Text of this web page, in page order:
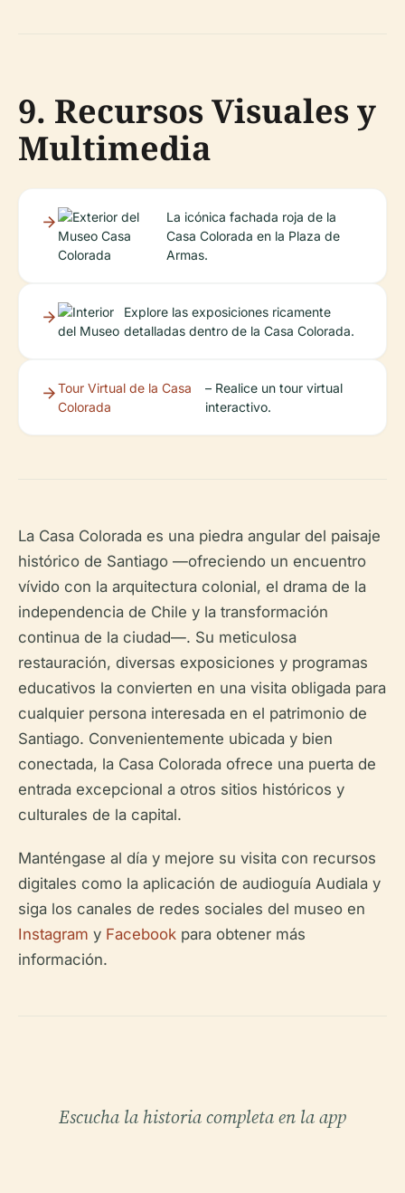
9. Recursos Visuales y
Multimedia
La icónica fachada roja de la
Casa Colorada en la Plaza de
Armas.
Explore las exposiciones ricamente
detalladas dentro de la Casa Colorada.
Tour Virtual de la Casa
Colorada
– Realice un tour virtual
interactivo.
La Casa Colorada es una piedra angular del paisaje
histórico de Santiago —ofreciendo un encuentro
vívido con la arquitectura colonial, el drama de la
independencia de Chile y la transformación
continua de la ciudad—. Su meticulosa
restauración, diversas exposiciones y programas
educativos la convierten en una visita obligada para
cualquier persona interesada en el patrimonio de
Santiago. Convenientemente ubicada y bien
conectada, la Casa Colorada ofrece una puerta de
entrada excepcional a otros sitios históricos y
culturales de la capital.
Manténgase al día y mejore su visita con recursos
digitales como la aplicación de audioguía Audiala y
siga los canales de redes sociales del museo en
Instagram y Facebook para obtener más
información.
Escucha la historia completa en la app